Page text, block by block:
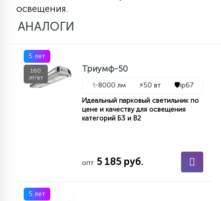
освещения.
АНАЛОГИ
5 лет
160
лт/вт
Триумф-50
✨8000 лм ⚡50 вт 🛡️ip67
Идеальный парковый светильник по
цене и качеству для освещения
категорий Б3 и В2
опт. 5 185 руб.
5 лет